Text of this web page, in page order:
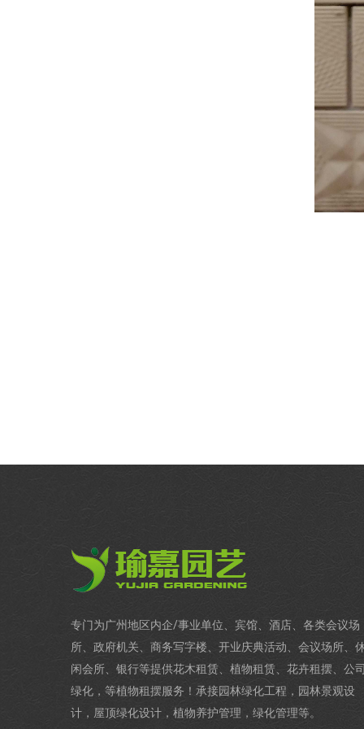
专门为广州地区内企/事业单位、宾馆、酒店、各类会议场
所、政府机关、商务写字楼、开业庆典活动、会议场所、
闲会所、银行等提供花木租赁、植物租赁、花卉租摆、公
绿化，等植物租摆服务！承接园林绿化工程，园林景观设
计，屋顶绿化设计，植物养护管理，绿化管理等。